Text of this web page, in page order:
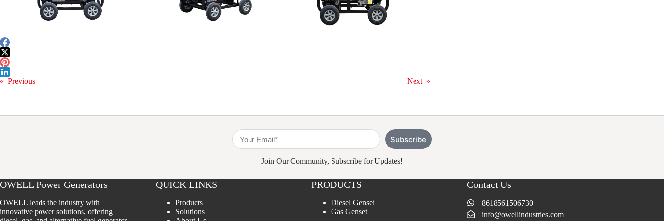
« Previous Next »
Subscribe
Join Our Community, Subscribe for Updates!
OWELL Power Generators
OWELL leads the industry with
innovative power solutions, offering
QUICK LINKS
Products
Solutions
PRODUCTS
Diesel Genset
Gas Genset
Contact Us
8618561506730
info@owellindustries.com